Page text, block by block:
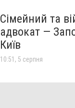
Сімейний та
адвокат —
Київ
10:51, 5 серпня